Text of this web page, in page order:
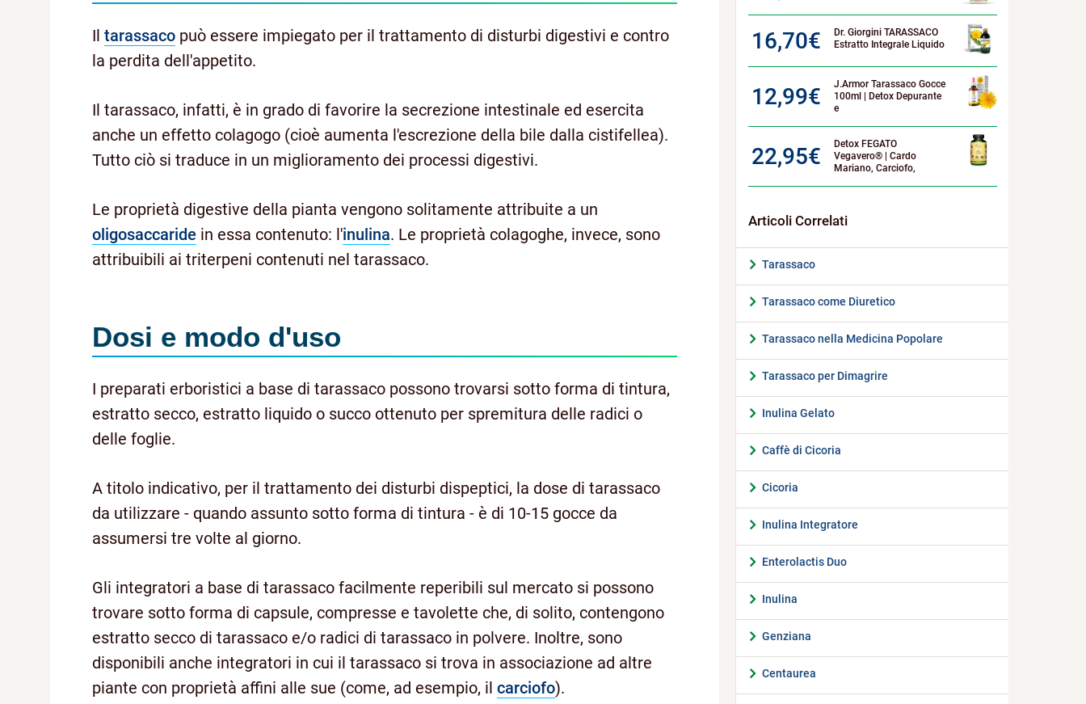
Il tarassaco può essere impiegato per il trattamento di disturbi digestivi e contro
la perdita dell'appetito.
Il tarassaco, infatti, è in grado di favorire la secrezione intestinale ed esercita
anche un effetto colagogo (cioè aumenta l'escrezione della bile dalla cistifellea).
Tutto ciò si traduce in un miglioramento dei processi digestivi.
Le proprietà digestive della pianta vengono solitamente attribuite a un
oligosaccaride in essa contenuto: l'inulina. Le proprietà colagoghe, invece, sono
attribuibili ai triterpeni contenuti nel tarassaco.
Dosi e modo d'uso
I preparati erboristici a base di tarassaco possono trovarsi sotto forma di tintura,
estratto secco, estratto liquido o succo ottenuto per spremitura delle radici o
delle foglie.
A titolo indicativo, per il trattamento dei disturbi dispeptici, la dose di tarassaco
da utilizzare - quando assunto sotto forma di tintura - è di 10-15 gocce da
assumersi tre volte al giorno.
Gli integratori a base di tarassaco facilmente reperibili sul mercato si possono
trovare sotto forma di capsule, compresse e tavolette che, di solito, contengono
estratto secco di tarassaco e/o radici di tarassaco in polvere. Inoltre, sono
disponibili anche integratori in cui il tarassaco si trova in associazione ad altre
piante con proprietà affini alle sue (come, ad esempio, il carciofo).
16,70€
Dr. Giorgini TARASSACO
Estratto Integrale Liquido
12,99€
J.Armor Tarassaco Gocce
100ml | Detox Depurante
e
22,95€
Detox FEGATO
Vegavero® | Cardo
Mariano, Carciofo,
Tarassaco
Tarassaco come Diuretico
Tarassaco nella Medicina Popolare
Tarassaco per Dimagrire
Inulina Gelato
Caffè di Cicoria
Cicoria
Inulina Integratore
Enterolactis Duo
Inulina
Genziana
Centaurea